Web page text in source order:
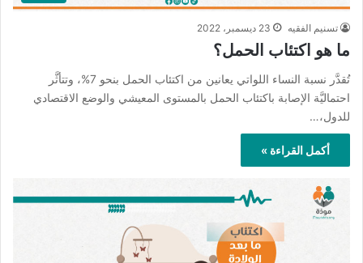
تسنيم الفقيه 23 ديسمبر، 2022
ما هو اكتئاب الحمل؟
تُقدَّر نسبة النساء اللواتي يعانين من اكتئاب الحمل بنحو 7%، وتتأثَّر
احتماليَّة الإصابة باكتئاب الحمل بالمستوى المعيشي والوضع الاقتصادي
للدول،…
أكمل القراءة »